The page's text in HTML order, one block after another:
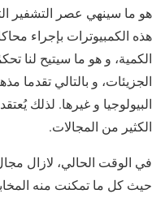
هو ما سينهي عصر التشفير
هذه الكمبيوترات بإجراء
الكمية، و هو ما سيتيح لنا
الجزيئات، و بالتالي تقدما
البيولوجيا و غيرها. لذلك
الكثير من المجالات.
في الوقت الحالي، لازال
حيث كل ما تمكنت منه